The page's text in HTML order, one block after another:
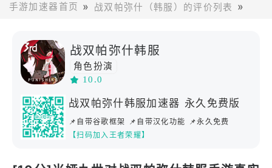
手游加速器首页 战双帕弥什（韩服）的评价列表
战双帕弥什韩服
角色扮演
10.0
战双帕弥什韩服加速器 永久免费版
📌自带谷歌框架 📌自带汉化功能 📌永久免费
【扫码加入王者荣耀】